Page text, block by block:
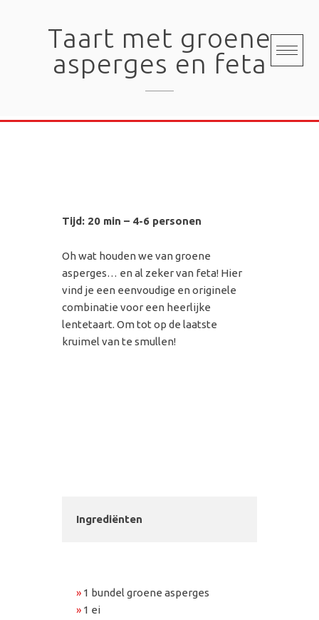
Taart met groene
asperges en feta
Tijd: 20 min – 4-6 personen
Oh wat houden we van groene
asperges… en al zeker van feta! Hier
vind je een eenvoudige en originele
combinatie voor een heerlijke
lentetaart. Om tot op de laatste
kruimel van te smullen!
Ingrediënten
» 1 bundel groene asperges
» 1 ei